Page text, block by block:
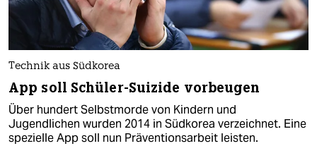
Technik aus Südkorea
App soll Schüler-Suizide vorbeugen
Über hundert Selbstmorde von Kindern und
Jugendlichen wurden 2014 in Südkorea verzeichnet. Eine
spezielle App soll nun Präventionsarbeit leisten.